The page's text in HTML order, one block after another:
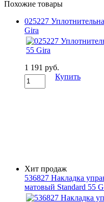
Похожие товары
025227
Gira
1 191 руб.
Купить
Хит продаж
536827 Накладка
матовый Standard 55